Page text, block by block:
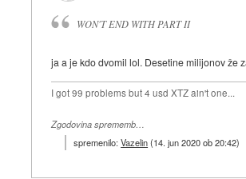
WON'T END WITH PART II
ja a je kdo dvomil lol. Desetine milijonov že
I got 99 problems but 4 usd XTZ ain't one...
Zgodovina sprememb…
spremenilo:Vazelin(14. jun 2020 ob 20:42)